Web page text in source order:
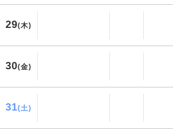
29(木)
30(金)
31(土)